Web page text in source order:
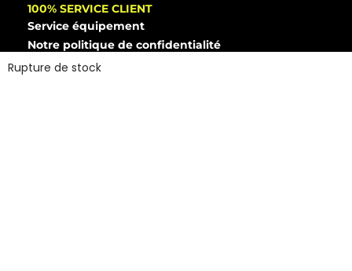
Rupture de stock
100% SERVICE CLIENT
Service équipement
Notre politique de confidentialité
Mentions légales